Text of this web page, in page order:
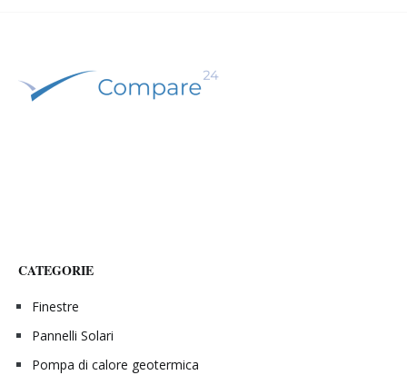
CATEGORIE
Finestre
Pannelli Solari
Pompa di calore geotermica